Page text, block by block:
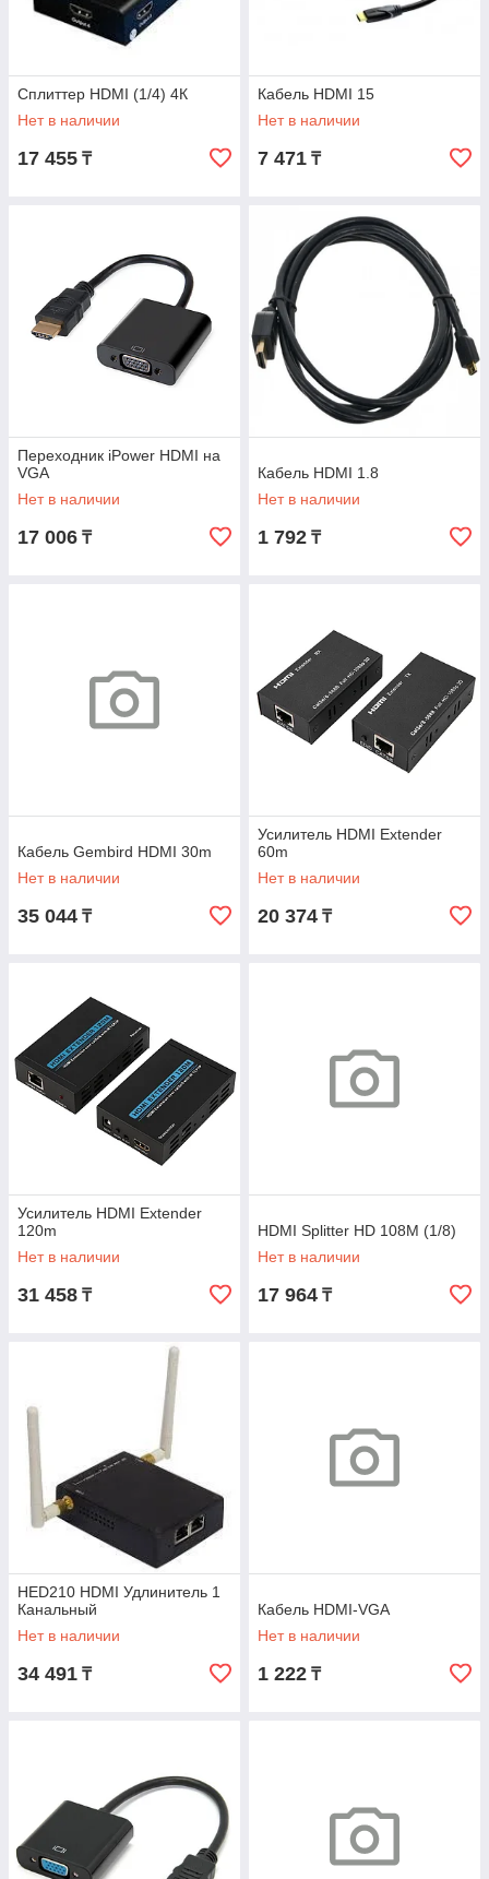
Сплиттер HDMI (1/4) 4К
Нет в наличии
17 455 ₸
Кабель HDMI 15
Нет в наличии
7 471 ₸
Переходник iPower HDMI на
VGA
Нет в наличии
17 006 ₸
Кабель HDMI 1.8
Нет в наличии
1 792 ₸
Кабель Gembird HDMI 30m
Нет в наличии
35 044 ₸
Усилитель HDMI Extender
60m
Нет в наличии
20 374 ₸
Усилитель HDMI Extender
120m
Нет в наличии
31 458 ₸
HDMI Splitter HD 108M (1/8)
Нет в наличии
17 964 ₸
HED210 HDMI Удлинитель 1
Канальный
Нет в наличии
34 491 ₸
Кабель HDMI-VGA
Нет в наличии
1 222 ₸